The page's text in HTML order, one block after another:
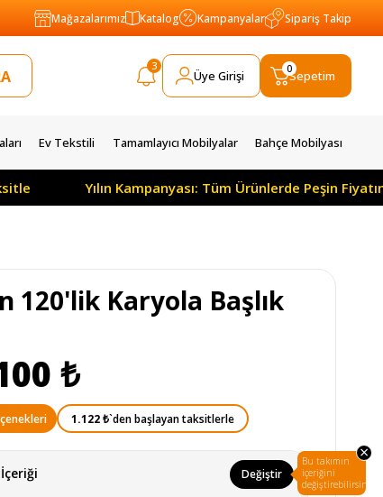
Mağazalarımız Katalog Kampanyalar Sipariş Takip
3
Üye Girişi Sepetim
0
Ev Tekstili Tamamlayıcı Mobilyalar Bahçe Mobilyası
Yılın Kampanyası: Tüm Ürünlerde Peşin
120'lik Karyola Başlık
₺
1.122 ₺`den başlayan taksitlerle
Değiştir
×
Bu takımın
içeriğini
değiştirebilirsin.